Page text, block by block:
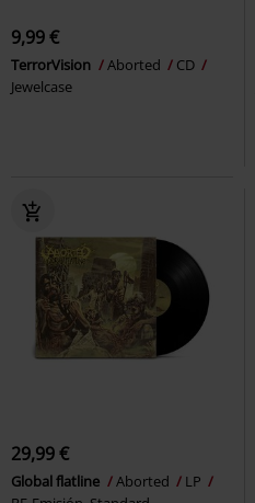
9,99 €
TerrorVision Aborted
CD
Jewelcase
29,99 €
Global flatline Aborted
LP